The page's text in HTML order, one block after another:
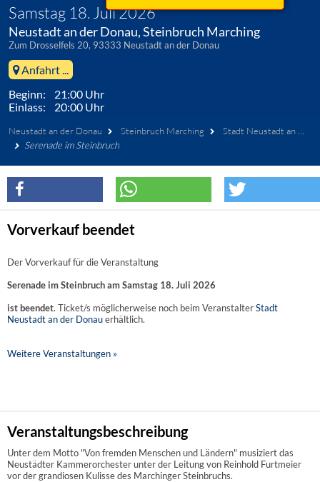
Samstag 18. Juli 2026
Neustadt an der Donau, Steinbruch Marching
Zum Drosselfels 20, 93333 Neustadt an der Donau
Anfahrt ...
Beginn: 21:00 Uhr
Einlass: 20:00 Uhr
Neustadt an der Donau Steinbruch Marching
Stadt Neustadt an der Donau
Serenade im Steinbruch
Vorverkauf beendet
Der Vorverkauf für die Veranstaltung
Serenade im Steinbruch am Samstag 18. Juli 2026
ist beendet. Ticket/s möglicherweise noch beim VeranstalterStadt
Neustadt an der Donauerhältlich.
Weitere Veranstaltungen »
Veranstaltungsbeschreibung
Unter dem Motto "Von fremden Menschen und Ländern" musiziert das
Neustädter Kammerorchester unter der Leitung von Reinhold Furtmeier
vor der grandiosen Kulisse des Marchinger Steinbruchs.